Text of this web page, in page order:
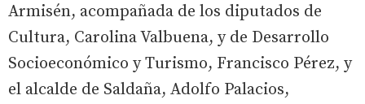
Armisén, acompañada de los diputados de
Cultura, Carolina Valbuena, y de Desarrollo
Socioeconómico y Turismo, Francisco Pérez, y
el alcalde de Saldaña, Adolfo Palacios,